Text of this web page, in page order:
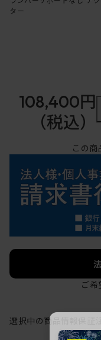
ター
108,400円
（税込）
この商
ご希
選択中の商品情報